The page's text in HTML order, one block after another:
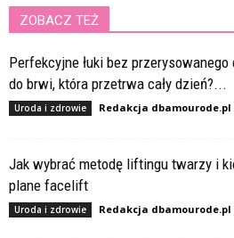
ZOBACZ TEŻ
Perfekcyjne łuki bez
do brwi, która przetrwa cały dzień?...
Uroda i zdrowie Redakcja dbamourode.pl
Jak wybrać metodę liftingu twarzy i
plane facelift
Uroda i zdrowie Redakcja dbamourode.pl